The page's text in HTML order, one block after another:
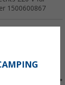
1500600867
Markise